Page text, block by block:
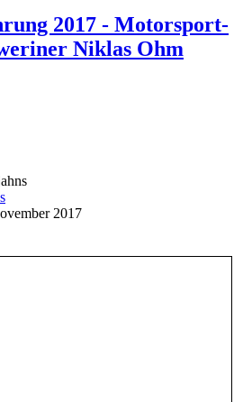
2017 - Motorsport-
Niklas Ohm
2017